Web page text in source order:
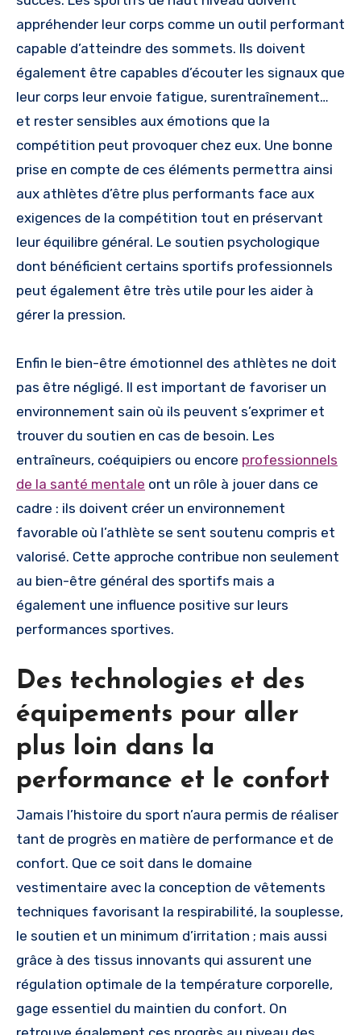
appréhender leur corps comme un outil performant
capable d’atteindre des sommets. Ils doivent
également être capables d’écouter les signaux que
leur corps leur envoie fatigue, surentraînement…
et rester sensibles aux émotions que la
compétition peut provoquer chez eux. Une bonne
prise en compte de ces éléments permettra ainsi
aux athlètes d’être plus performants face aux
exigences de la compétition tout en préservant
leur équilibre général. Le soutien psychologique
dont bénéficient certains sportifs professionnels
peut également être très utile pour les aider à
gérer la pression.
Enfin le bien-être émotionnel des athlètes ne doit
pas être négligé. Il est important de favoriser un
environnement sain où ils peuvent s’exprimer et
trouver du soutien en cas de besoin. Les
entraîneurs, coéquipiers ou encore professionnels
de la santé mentale ont un rôle à jouer dans ce
cadre : ils doivent créer un environnement
favorable où l’athlète se sent soutenu compris et
valorisé. Cette approche contribue non seulement
au bien-être général des sportifs mais a
également une influence positive sur leurs
performances sportives.
Des technologies et des
équipements pour aller
plus loin dans la
performance et le confort
Jamais l’histoire du sport n’aura permis de réaliser
tant de progrès en matière de performance et de
confort. Que ce soit dans le domaine
vestimentaire avec la conception de vêtements
techniques favorisant la respirabilité, la souplesse,
le soutien et un minimum d’irritation ; mais aussi
grâce à des tissus innovants qui assurent une
régulation optimale de la température corporelle,
gage essentiel du maintien du confort. On